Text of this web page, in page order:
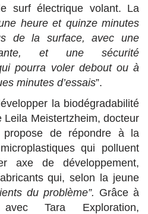
surf électrique volant. La
heure et quinze minutes
de la surface, avec une
et une sécurité
pourra voler debout ou à
minutes d’essais”.
la biodégradabilité
Leila Meistertzheim, docteur
de répondre à la
qui polluent
axe de développement,
qui, selon la jeune
du problème”. Grâce à
Tara Exploration,